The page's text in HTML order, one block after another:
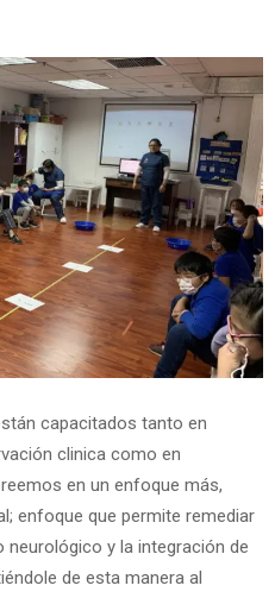
capacitados tanto en
clinica como en
en un enfoque más,
enfoque que permite remediar
y la integración de
de esta manera al